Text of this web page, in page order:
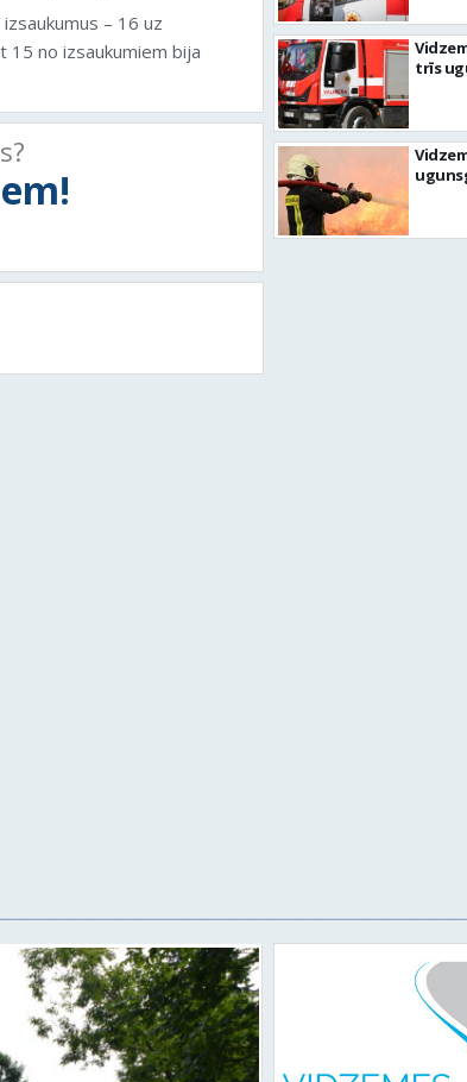
– 16 uz
15 no izsaukumiem bija
trīs